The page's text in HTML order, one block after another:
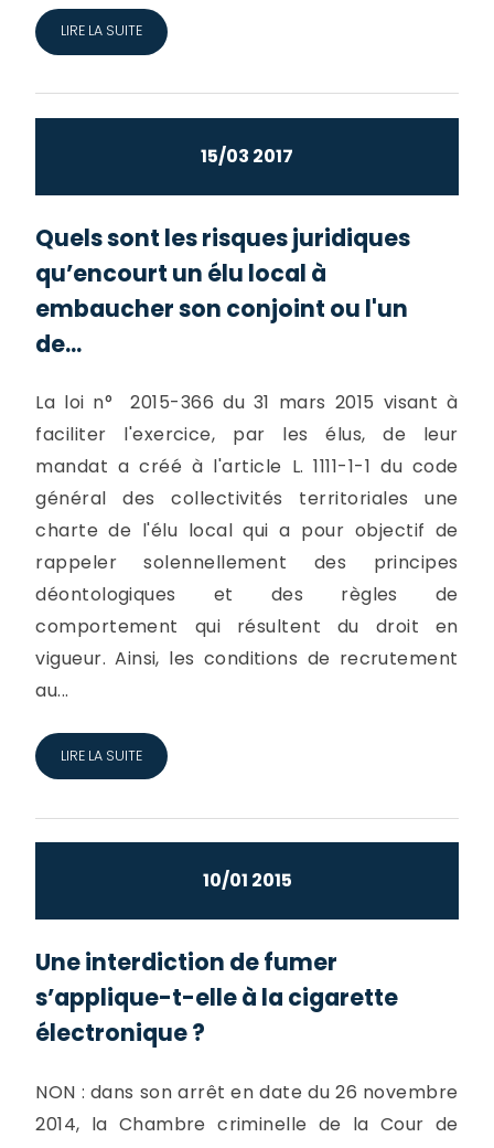
LIRE LA SUITE
15/03 2017
Quels sont les risques juridiques
qu’encourt un élu local à
embaucher son conjoint ou l'un
de...
La loi n° 2015-366 du 31 mars 2015 visant à
faciliter l'exercice, par les élus, de leur
mandat a créé à l'article L. 1111-1-1 du code
général des collectivités territoriales une
charte de l'élu local qui a pour objectif de
rappeler solennellement des principes
déontologiques et des règles de
comportement qui résultent du droit en
vigueur. Ainsi, les conditions de recrutement
au...
LIRE LA SUITE
10/01 2015
Une interdiction de fumer
s’applique-t-elle à la cigarette
électronique ?
NON : dans son arrêt en date du 26 novembre
2014, la Chambre criminelle de la Cour de